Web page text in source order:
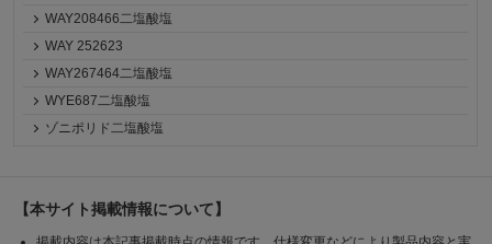
WAY208466二塩酸塩
WAY 252623
WAY267464二塩酸塩
WYE687二塩酸塩
ゾニポリド二塩酸塩
【本サイト掲載情報について】